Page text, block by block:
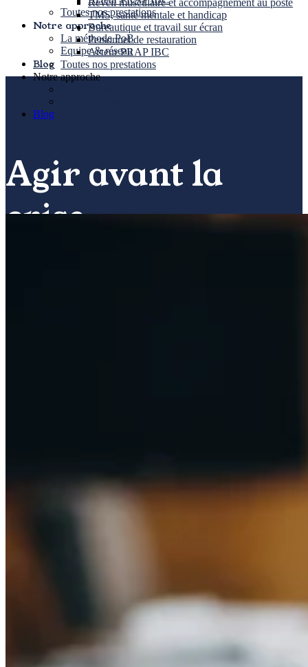
Toutes nos prestations
Notre approche
La méthode PoB
Equipe & réseau
Blog
Réveil musculaire et accompagnement au poste
TMS, santé mentale et handicap
Bureautique et travail sur écran
Personnel de restauration
Acteur PRAP IBC
Toutes nos prestations
Notre approche
Blog
Agir avant la
crise